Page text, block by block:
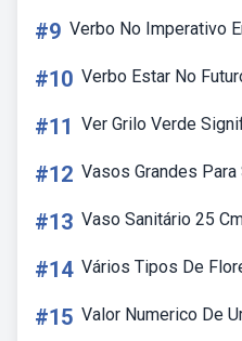
#9 Verbo No Imperativo
#10 Verbo Estar No
#11 Ver Grilo Verde
#12 Vasos Grandes Para
#13 Vaso Sanitário 25
#14 Vários Tipos De
#15 Valor Numerico De